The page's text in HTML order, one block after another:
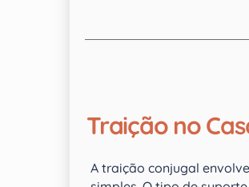
Traição no
A traição conjugal